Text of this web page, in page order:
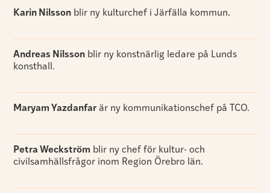
Karin Nilsson blir ny kulturchef i Järfälla kommun.
Andreas Nilsson blir ny konstnärlig ledare på Lunds
konsthall.
Maryam Yazdanfar är ny kommunikationschef på TCO.
Petra Weckström blir ny chef för kultur- och
civilsamhällsfrågor inom Region Örebro län.